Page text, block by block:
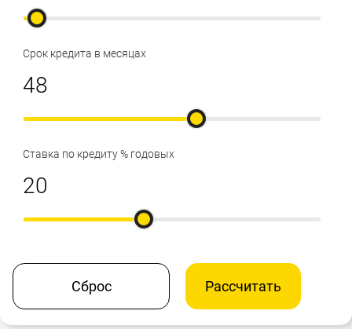
Срок кредита в месяцах
Ставка по кредиту % годовых
Сброс Рассчитать